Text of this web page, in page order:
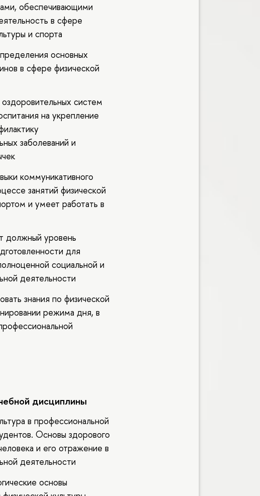
обеспечивающими
в сфере
и спорта
основных
в сфере физической
систем
на укрепление
заболеваний и
коммуникативного
занятий физической
и умеет работать в
должный уровень
для
социальной и
деятельности
знания по физической
режима дня, в
дисциплины
в профессиональной
Основы здорового
и его отражение в
деятельности
основы